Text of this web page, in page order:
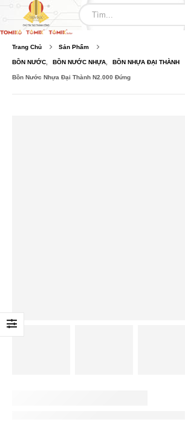
Trang Chủ Sản Phẩm
BỒN NƯỚC BỒN NƯỚC NHỰA BỒN NHỰA ĐẠI THÀNH
Bồn Nước Nhựa Đại Thành N2.000 Đứng